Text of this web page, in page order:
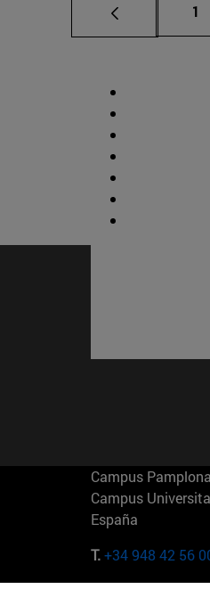
1
Campus Pamplona
Campus
España
T.+34 948 42 56